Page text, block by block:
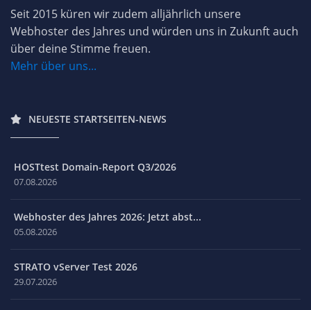
Seit 2015 küren wir zudem alljährlich unsere
Webhoster des Jahres und würden uns in Zukunft auch
über deine Stimme freuen.
Mehr über uns...
NEUESTE STARTSEITEN-NEWS
HOSTtest Domain-Report Q3/2026
07.08.2026
Webhoster des Jahres 2026: Jetzt abst...
05.08.2026
STRATO vServer Test 2026
29.07.2026